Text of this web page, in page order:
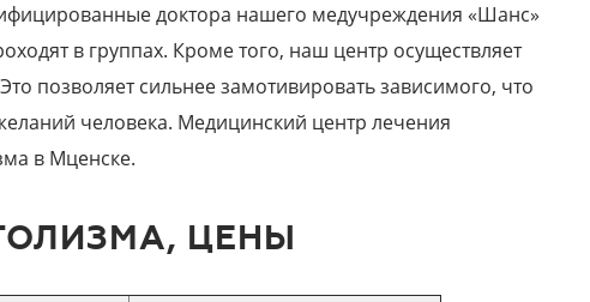
доктора нашего медучреждения «Шанс»
в группах. Кроме того, наш центр осуществляет
позволяет сильнее замотивировать зависимого, что
человека. Медицинский центр лечения
в Мценске.
ЦЕНЫ